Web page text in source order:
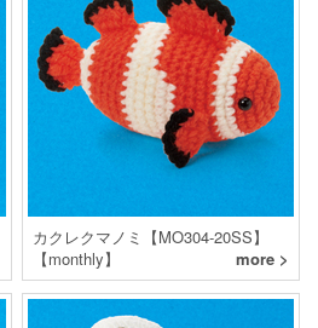
カクレクマノミ【MO304-20SS】
【monthly】
more >